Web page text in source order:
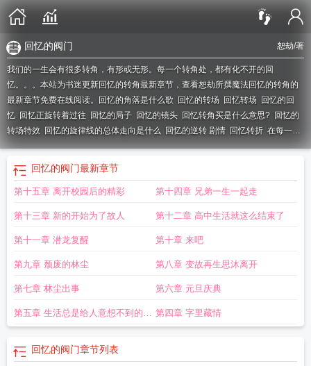
恕劫/著
回忆的阀门
我们的一生会有很多转角，有形或无形。每一个转角处，都有化不开的回
忆。。。本站为书迷更新回忆的转角最新章节，查看恕劫所撰魔法回忆的转角的
最新章节免费在线阅读。
回忆的角落是什么歌 回忆的转场 回忆转场
回忆的回
忆 回忆正旋转着过往 回忆的局子 回忆的镜头 回忆转角买是什么意思? 回忆的
转场特效 回忆的旋律线的总体走向是什么 回忆的逆转 剧情 回忆转折 在每一个
回忆的转角处转到回忆的转场用什么好回忆的角落作文600字记叙文转角的回
忆是什么意思 转入回忆的句子
场 回忆的视角
角回忆辗转来回是什么意思回忆的角落回忆的方向回忆转换的好处
角怎么设置 歌曲转角的回眸回忆的转折句 回忆的漩涡是什么意思回忆里的逆
转记忆的回旋回忆中旋转 回忆的篇章回忆辗转来回哪首歌曲
回忆的阀门最新章节
第十五章 离开校园后的精彩 第十四章 兄弟一生一起走
第十三章 新的开始为了故人 第十二章 高中生活就这么结束了
第十一章 潜龙复醒 第十章 来吧
第九章 颓废的林尘 第八章 变故再生思沐离开
第七章 林尘出事 第六章 元旦庆典
第五章 生活总是给人意想不到的惊 第四章 字里藏情
回忆的阀门章节列表